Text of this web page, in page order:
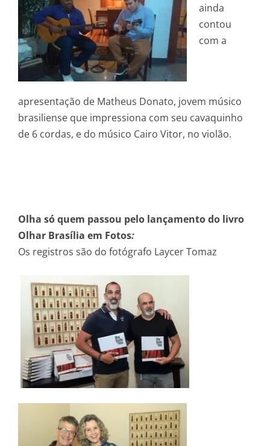
ainda
contou
com a
apresentação de Matheus Donato, jovem músico
brasiliense que impressiona com seu cavaquinho
de 6 cordas, e do músico Cairo Vitor, no violão.
Olha só quem passou pelo lançamento do livro
Olhar Brasília em Fotos:
Os registros são do fotógrafo Laycer Tomaz